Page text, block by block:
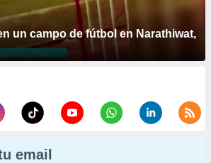
un campo de fútbol en Narathiwat,
email